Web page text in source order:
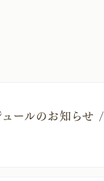
ュールのお知らせ /